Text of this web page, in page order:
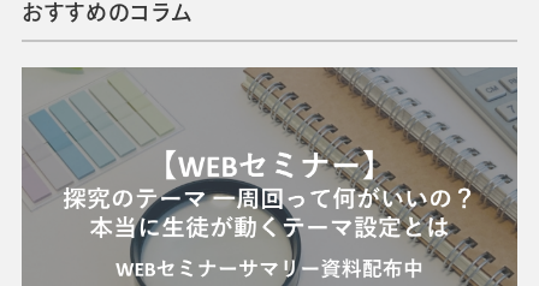
おすすめのコラム